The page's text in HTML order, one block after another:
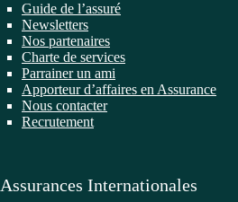
Guide de l’assuré
Newsletters
Nos partenaires
Charte de services
Parrainer un ami
Apporteur d’affaires en Assurance
Nous contacter
Recrutement
Assurances Internationales